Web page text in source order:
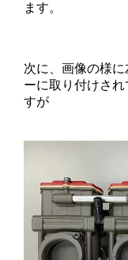
ます。
次に、画像の様
ーに取り付けさ
すが